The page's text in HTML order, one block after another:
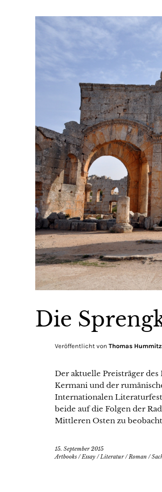
Die
Veröffentlicht von Thomas
Der aktuelle Preisträger des
Kermani und der
Internationalen
beide auf die Folgen der
Mittleren Osten zu
15. September 2015
Artbooks / Essay / Literatur/ Roman /